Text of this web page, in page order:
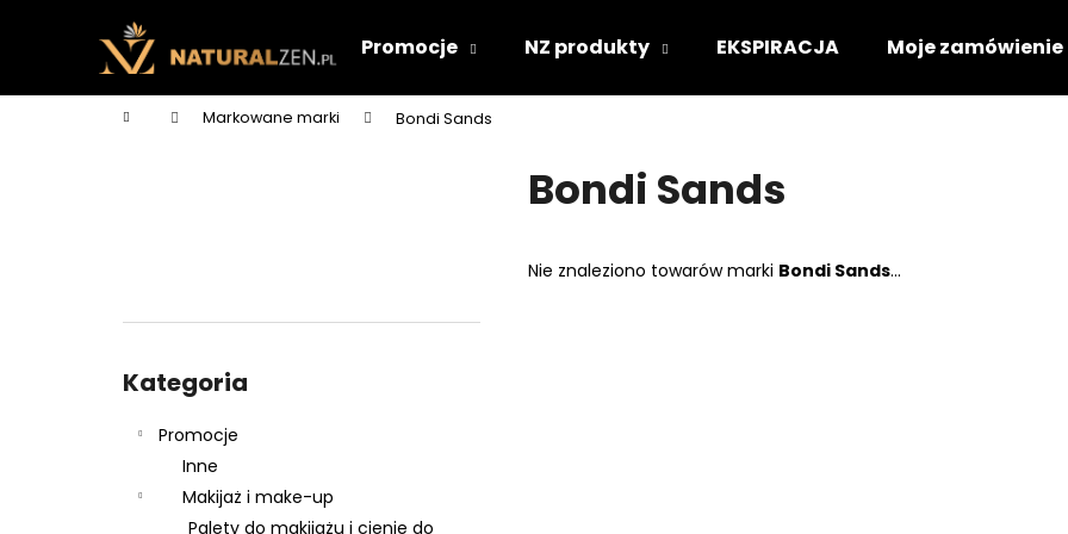
Promocje NZ produkty EKSPIRACJA Moje zamówienie
Home Markowane marki Bondi Sands
kategorie
Kategoria
Promocje
Inne
Makijaż i make-up
Palety do makijażu i cienie do
Bondi Sands
Nie znaleziono towarów marki Bondi Sands...
z
powrotem
powrotem